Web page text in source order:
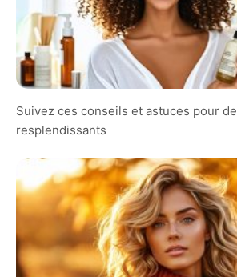
Suivez ces conseils et astuces pour
resplendissants